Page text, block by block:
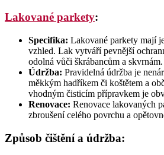
Lakované parkety:
Specifika: Lakované parkety mají
vzhled. Lak vytváří pevnější
odolná vůči škrábancům a skvrnám.
Údržba: Pravidelná údržba je
měkkým hadříkem či koštětem a
vhodným čisticím přípravkem je
Renovace: Renovace lakovaných
zbroušení celého povrchu a
Způsob čištění a údržba: